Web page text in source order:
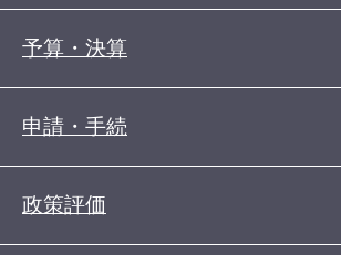
予算・決算
申請・手続
政策評価